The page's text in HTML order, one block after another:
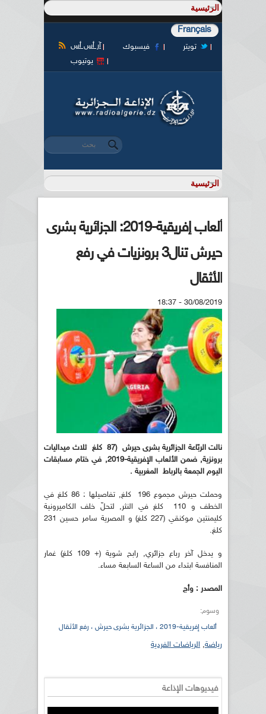
Français
آر أس أس فيسبوك
تويتر
يوتيوب
استمارة البحث
‏بحث ‏
ألعاب إفريقية-2019: الجزائرية بشرى
حيرش تنال3 برونزيات في رفع
الأثقال
30/08/2019 - 18:37
نالت الربّاعة الجزائرية بشرى حيرش (87 كلغ ثلاث ميداليات
برونزية, ضمن الألعاب الإفريقية-2019, في ختام مسابقات
اليوم الجمعة بالرباط المغربية .
وحملت حيرش مجموع 196 كلغ, تفاصيلها : 86 كلغ في
الخطف و 110 كلغ في النثر, لتحلّ خلف الكاميرونية
كليمنتين موكنقي (227 كلغ) و المصرية سامر حسين 231
كلغ.
و يدخل آخر رباع جزائري, رابح شوية (+ 109 كلغ) غمار
المنافسة ابتداء من الساعة السابعة مساء.
المصدر : وأج
وسوم:
ألعاب إفريقية-2019 ، الجزائرية بشرى حيرش ، رفع الأثقال
رياضة, الرياضات الفردية
فيديوهات الإذاعة